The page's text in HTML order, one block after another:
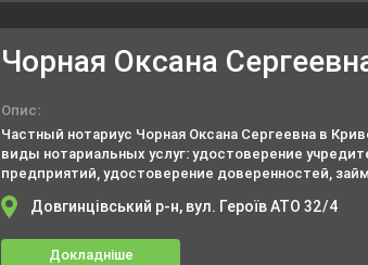
Чорная Оксана
Опис:
Частный нотариус Чорная Оксана Сергеевна в
виды нотариальных услуг: удостоверение
предприятий, удостоверение доверенностей,
свидетельствование подлинности подписи на
Довгинцівський р-н, вул. Героїв АТО 32/4
Докладніше